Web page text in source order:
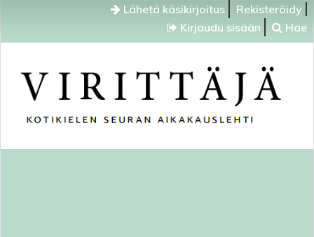
Lähetä käsikirjoitus
Rekisteröidy
Kirjaudu sisään
Hae